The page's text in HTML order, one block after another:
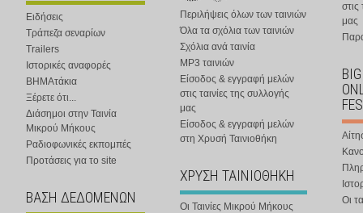
Ειδήσεις
Τράπεζα σεναρίων
Trailers
Ιστορικές αναφορές
ΒΗΜΑτάκια
Ξέρετε ότι...
Διάσημοι στην Ταινία
Μικρού Μήκους
Ραδιοφωνικές εκπομπές
Προτάσεις για το site
ΒΑΣΗ ΔΕΔΟΜΕΝΩΝ
Περιλήψεις όλων των ταινιών
Όλα τα σχόλια των ταινιών
Σχόλια ανά ταινία
MP3 ταινιών
Είσοδος & εγγραφή μελών
στις ταινίες της συλλογής
μας
Είσοδος & εγγραφή μελών
στη Χρυσή Ταινιοθήκη
ΧΡΥΣΗ ΤΑΙΝΙΟΘΗΚΗ
Οι Ταινίες Μικρού Μήκους
στις
μας
Οι